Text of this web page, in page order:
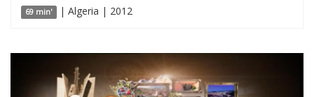
69 min' | Algeria | 2012